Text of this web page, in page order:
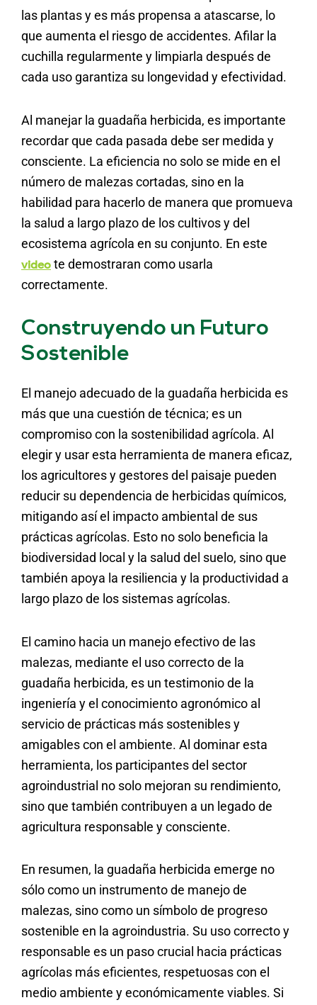
las plantas y es más propensa a atascarse, lo
que aumenta el riesgo de accidentes. Afilar la
cuchilla regularmente y limpiarla después de
cada uso garantiza su longevidad y efectividad.
Al manejar la guadaña herbicida, es importante
recordar que cada pasada debe ser medida y
consciente. La eficiencia no solo se mide en el
número de malezas cortadas, sino en la
habilidad para hacerlo de manera que promueva
la salud a largo plazo de los cultivos y del
ecosistema agrícola en su conjunto. En este
video te demostraran como usarla
correctamente.
Construyendo un Futuro
Sostenible
El manejo adecuado de la guadaña herbicida es
más que una cuestión de técnica; es un
compromiso con la sostenibilidad agrícola. Al
elegir y usar esta herramienta de manera eficaz,
los agricultores y gestores del paisaje pueden
reducir su dependencia de herbicidas químicos,
mitigando así el impacto ambiental de sus
prácticas agrícolas. Esto no solo beneficia la
biodiversidad local y la salud del suelo, sino que
también apoya la resiliencia y la productividad a
largo plazo de los sistemas agrícolas.
El camino hacia un manejo efectivo de las
malezas, mediante el uso correcto de la
guadaña herbicida, es un testimonio de la
ingeniería y el conocimiento agronómico al
servicio de prácticas más sostenibles y
amigables con el ambiente. Al dominar esta
herramienta, los participantes del sector
agroindustrial no solo mejoran su rendimiento,
sino que también contribuyen a un legado de
agricultura responsable y consciente.
En resumen, la guadaña herbicida emerge no
sólo como un instrumento de manejo de
malezas, sino como un símbolo de progreso
sostenible en la agroindustria. Su uso correcto y
responsable es un paso crucial hacia prácticas
agrícolas más eficientes, respetuosas con el
medio ambiente y económicamente viables. Si